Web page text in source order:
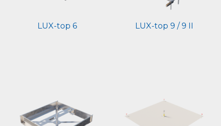
LUX-top 6 LUX-top 9 / 9 II